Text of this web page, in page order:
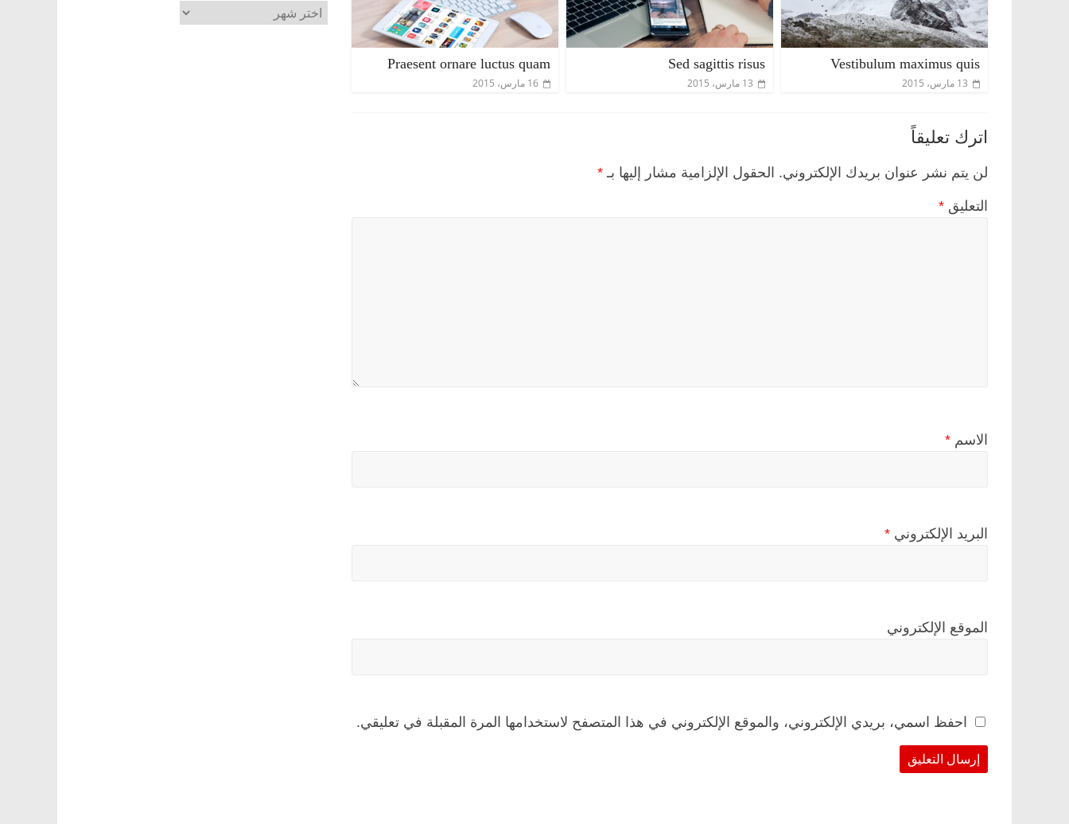
Vestibulum maximus quis
13 مارس، 2015
Sed sagittis risus
13 مارس، 2015
Praesent ornare luctus quam
16 مارس، 2015
اترك تعليقاً
لن يتم نشر عنوان بريدك الإلكتروني. الحقول الإلزامية مشار إليها بـ *
التعليق *
الاسم *
البريد الإلكتروني *
الموقع الإلكتروني
احفظ اسمي، بريدي الإلكتروني، والموقع الإلكتروني في هذا المتصفح لاستخدامها المرة المقبلة في تعليقي.
الأرشيف